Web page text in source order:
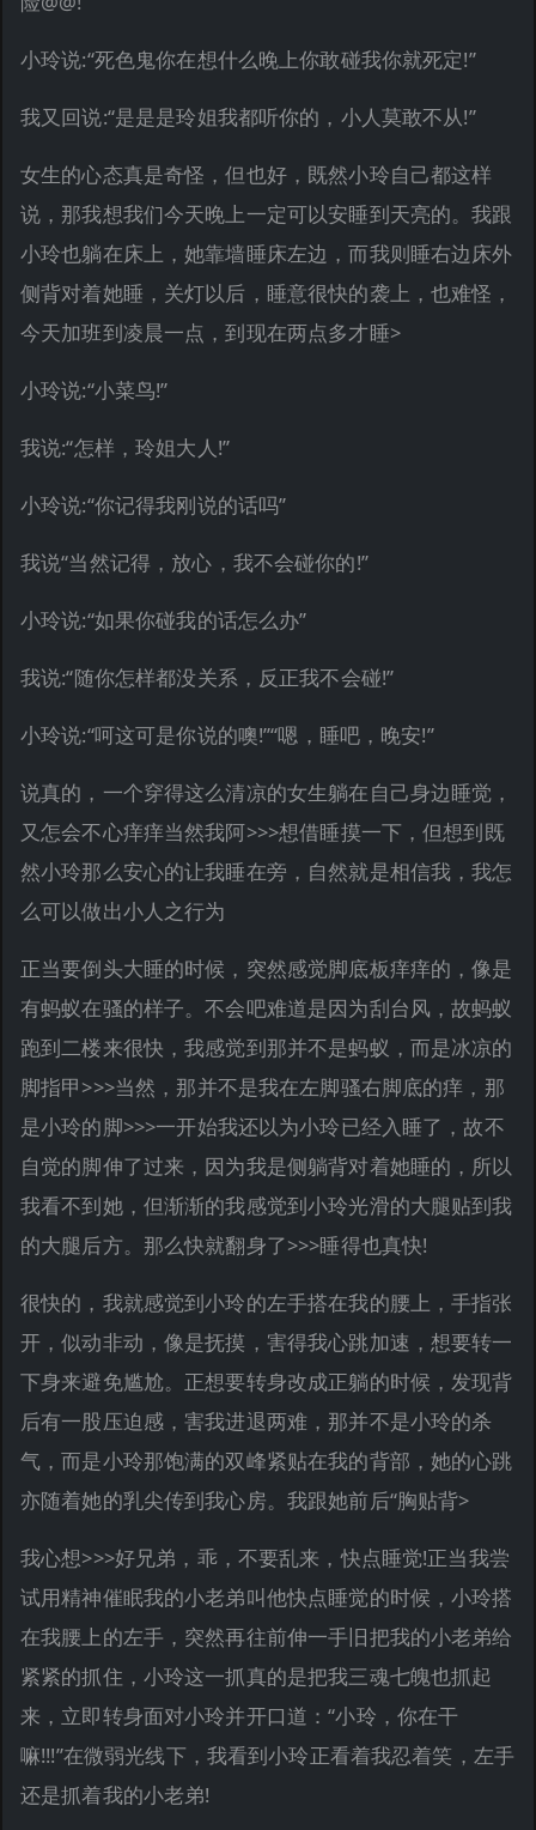
小玲说:“死色鬼你在想什么晚上你敢碰我你就死定!”
我又回说:“是是是玲姐我都听你的，小人莫敢不从!”
女生的心态真是奇怪，但也好，既然小玲自己都这样
说，那我想我们今天晚上一定可以安睡到天亮的。我跟
小玲也躺在床上，她靠墙睡床左边，而我则睡右边床外
侧背对着她睡，关灯以后，睡意很快的袭上，也难怪，
今天加班到凌晨一点，到现在两点多才睡>
小玲说:“小菜鸟!”
我说:“怎样，玲姐大人!”
小玲说:“你记得我刚说的话吗”
我说“当然记得，放心，我不会碰你的!”
小玲说:“如果你碰我的话怎么办”
我说:“随你怎样都没关系，反正我不会碰!”
小玲说:“呵这可是你说的噢!”“嗯，睡吧，晚安!”
说真的，一个穿得这么清凉的女生躺在自己身边睡觉，
又怎会不心痒痒当然我阿>>>想借睡摸一下，但想到既
然小玲那么安心的让我睡在旁，自然就是相信我，我怎
么可以做出小人之行为
正当要倒头大睡的时候，突然感觉脚底板痒痒的，像是
有蚂蚁在骚的样子。不会吧难道是因为刮台风，故蚂蚁
跑到二楼来很快，我感觉到那并不是蚂蚁，而是冰凉的
脚指甲>>>当然，那并不是我在左脚骚右脚底的痒，那
是小玲的脚>>>一开始我还以为小玲已经入睡了，故不
自觉的脚伸了过来，因为我是侧躺背对着她睡的，所以
我看不到她，但渐渐的我感觉到小玲光滑的大腿贴到我
的大腿后方。那么快就翻身了>>>睡得也真快!
很快的，我就感觉到小玲的左手搭在我的腰上，手指张
开，似动非动，像是抚摸，害得我心跳加速，想要转一
下身来避免尴尬。正想要转身改成正躺的时候，发现背
后有一股压迫感，害我进退两难，那并不是小玲的杀
气，而是小玲那饱满的双峰紧贴在我的背部，她的心跳
亦随着她的乳尖传到我心房。我跟她前后“胸贴背>
我心想>>>好兄弟，乖，不要乱来，快点睡觉!正当我尝
试用精神催眠我的小老弟叫他快点睡觉的时候，小玲搭
在我腰上的左手，突然再往前伸一手旧把我的小老弟给
紧紧的抓住，小玲这一抓真的是把我三魂七魄也抓起
来，立即转身面对小玲并开口道：“小玲，你在干
嘛!!!”在微弱光线下，我看到小玲正看着我忍着笑，左手
还是抓着我的小老弟!